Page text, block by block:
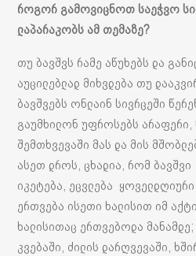
როგორ გამოვიცნოთ საეჭვო
ლაპარაკობს ამ თემაზე?
თუ ბავშვს რამე აწუხებს და
აუცილებლად მიხვდება თუ
ბავშვებს ონლაინ სივრცეში
გაუმხილონ უფროსებს არაფერი,
შემთხვევაში მას და მის
ასეთ დროს, ცხადია, რომ ბავშვი
იკეტება, ეცვლება
ერთვება ისეთი ხალისით იმ
ხალისითაც ერთვებოდა მანამდე;
კვებაში, ძილის დარღვევაში,